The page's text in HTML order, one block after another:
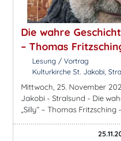
Die wahre
– Thomas
Lesung / Vortrag
Kulturkirche St. Jakobi,
Mittwoch, 25. November
Jakobi - Stralsund - Die
„Silly“ – Thomas